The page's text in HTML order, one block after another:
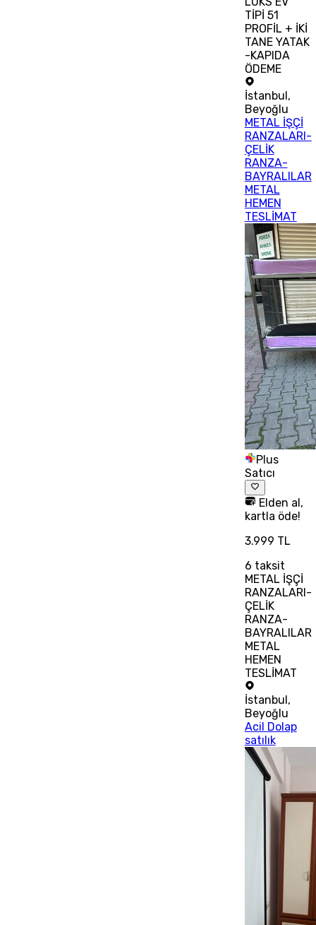
TİPİ 51
PROFİL + İKİ
TANE YATAK
-KAPIDA
ÖDEME
İstanbul,
Beyoğlu
METAL İŞÇİ
RANZALARI-
ÇELİK
RANZA-
BAYRALILAR
METAL
HEMEN
TESLİMAT
Plus
Satıcı
Elden al,
kartla öde!
3.999 TL
6 taksit
METAL İŞÇİ
RANZALARI-
ÇELİK
RANZA-
BAYRALILAR
METAL
HEMEN
TESLİMAT
İstanbul,
Beyoğlu
Acil Dolap
satılık